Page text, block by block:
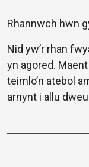
Rhannwch hwn
Nid yw’r rhan
yn agored.
teimlo’n atebol
arnynt i allu